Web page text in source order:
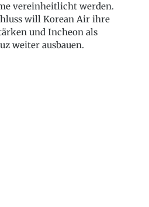
vereinheitlicht werden.
will Korean Air ihre
und Incheon als
weiter ausbauen.